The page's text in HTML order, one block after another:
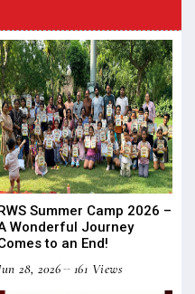
Summer Camp 2026 –
Wonderful Journey
to an End!
28, 2026
161 Views